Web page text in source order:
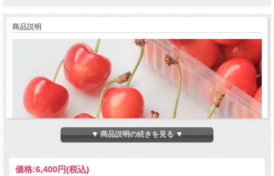
商品説明
▼ 商品説明の続きを見る ▼
価格:6,400円(税込)